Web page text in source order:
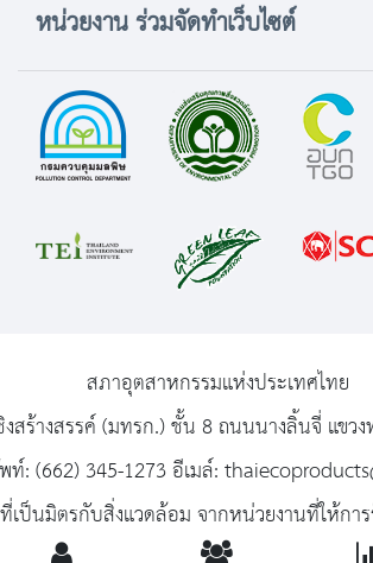
หน่วยงาน ร่วมจัดทำเว็บไซต์
สภาอุตสาหกรรมแห่งประเทศไทย
สร้างสรรค์ (มทรก.) ชั้น 8 ถนนนางลิ้นจี่ แขว
ท์: (662) 345-1273 อีเมล์:
ป็นมิตรกับสิ่งแวดล้อม จากหน่วยงานที่ให้กา